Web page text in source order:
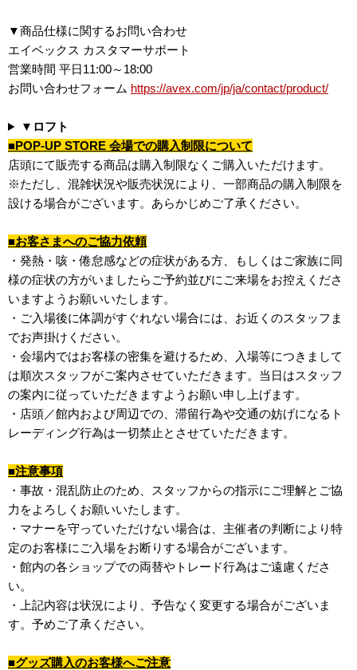
▼商品仕様に関するお問い合わせ
エイベックス カスタマーサポート
営業時間 平日11:00～18:00
お問い合わせフォーム https://avex.com/jp/ja/contact/product/
▼ロフト
■POP-UP STORE 会場での購入制限について
店頭にて販売する商品は購入制限なくご購入いただけます。
※ただし、混雑状況や販売状況により、一部商品の購入制限を
設ける場合がございます。あらかじめご了承ください。
■お客さまへのご協力依頼
・発熱・咳・倦怠感などの症状がある方、もしくはご家族に同
様の症状の方がいましたらご予約並びにご来場をお控えくださ
いますようお願いいたします。
・ご入場後に体調がすぐれない場合には、お近くのスタッフま
でお声掛けください。
・会場内ではお客様の密集を避けるため、入場等につきまして
は順次スタッフがご案内させていただきます。当日はスタッフ
の案内に従っていただきますようお願い申し上げます。
・店頭／館内および周辺での、滞留行為や交通の妨げになるト
レーディング行為は一切禁止とさせていただきます。
■注意事項
・事故・混乱防止のため、スタッフからの指示にご理解とご協
力をよろしくお願いいたします。
・マナーを守っていただけない場合は、主催者の判断により特
定のお客様にご入場をお断りする場合がございます。
・館内の各ショップでの両替やトレード行為はご遠慮くださ
い。
・上記内容は状況により、予告なく変更する場合がございま
す。予めご了承ください。
■グッズ購入のお客様へご注意